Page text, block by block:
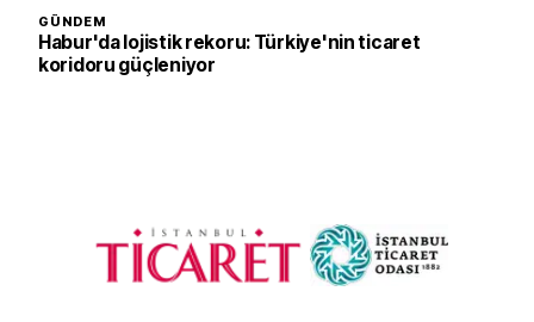
GÜNDEM
Habur'da lojistik rekoru: Türkiye'nin ticaret
koridoru güçleniyor